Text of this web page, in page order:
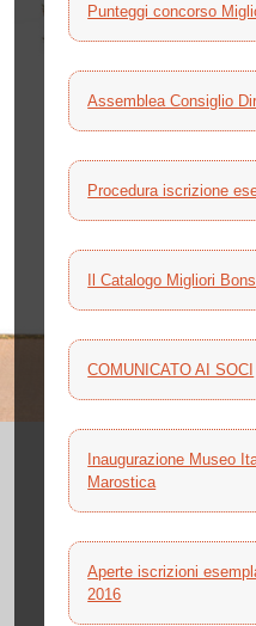
Punteggi concorso
Assemblea Consiglio
Procedura iscrizione
Il Catalogo Migliori
COMUNICATO AI SOCI
Inaugurazione Museo
Marostica
Aperte iscrizioni
2016